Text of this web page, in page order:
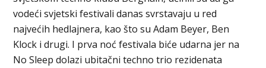
vodeći svjetski festivali danas svrstavaju u red
najvećih hedlajnera, kao što su Adam Beyer, Ben
Klock i drugi. I prva noć festivala biće udarna jer na
No Sleep dolazi ubitačni techno trio rezidenata